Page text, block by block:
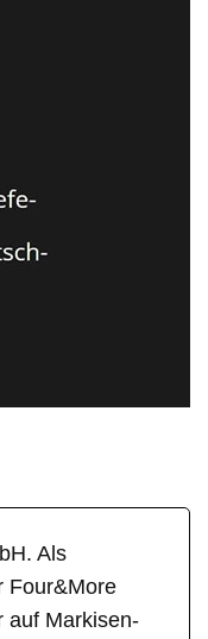
Als
Four&More
auf Markisen-